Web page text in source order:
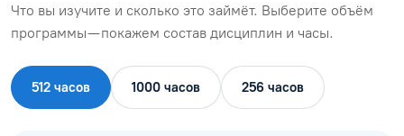
Что вы изучите и сколько это займёт. Выберите объём
программы — покажем состав дисциплин и часы.
512 часов 1000 часов 256 часов